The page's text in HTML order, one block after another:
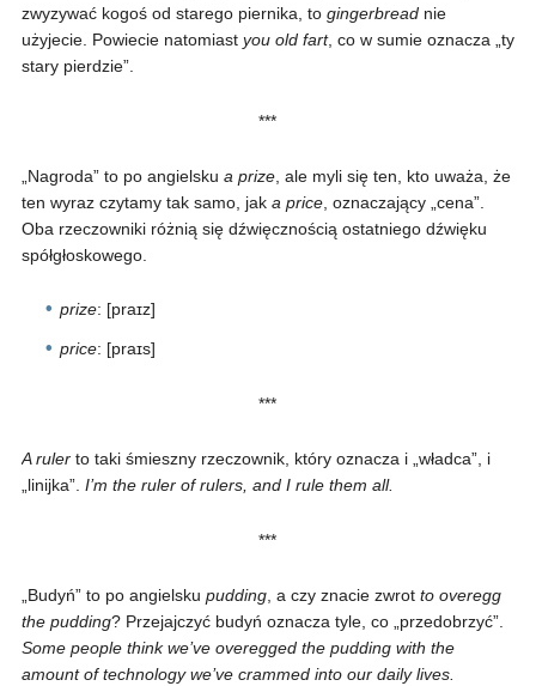
zwyzywać kogoś od starego piernika, to gingerbread nie
użyjecie. Powiecie natomiast you old fart, co w sumie oznacza „ty
stary pierdzie”.
***
„Nagroda” to po angielsku a prize, ale myli się ten, kto uważa, że
ten wyraz czytamy tak samo, jak a price, oznaczający „cena”.
Oba rzeczowniki różnią się dźwięcznością ostatniego dźwięku
spółgłoskowego.
prize: [praɪz]
price: [praɪs]
***
A rulerto taki śmieszny rzeczownik, który oznacza i „władca”, i
„linijka”. I’m the ruler of rulers, and I rule them all.
***
„Budyń” to po angielsku pudding, a czy znacie zwrot to overegg
the pudding? Przejajczyć budyń oznacza tyle, co „przedobrzyć”.
Some people think we’ve overegged the pudding with the
amount of technology we’ve crammed into our daily lives.